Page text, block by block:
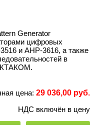
Generator
цифровых
и АНР-3616, а также
в
цена: 29 036,00 руб.
НДС включён в цену